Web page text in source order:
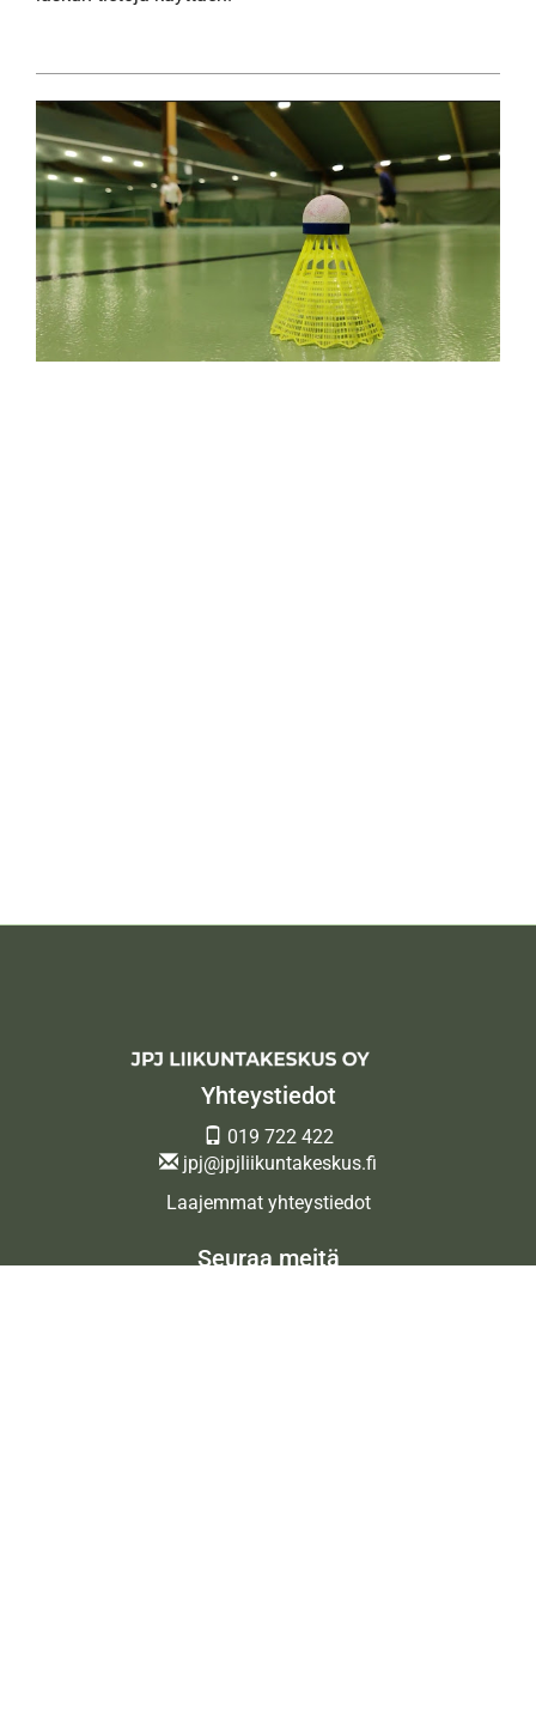
Yhteystiedot
019 722 422
jpj@jpjliikuntakeskus.fi
Laajemmat yhteystiedot
Seuraa meitä